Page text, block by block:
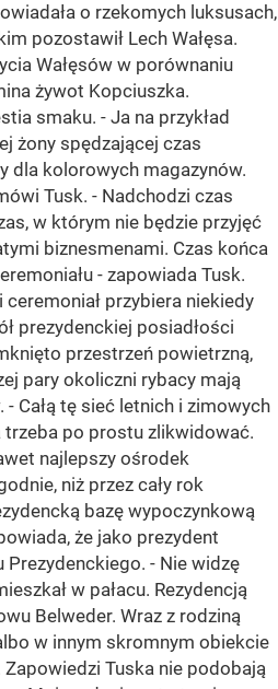
o rzekomych luksusach,
pozostawił Lech Wałęsa.
Wałęsów w porównaniu
żywot Kopciuszka.
smaku. - Ja na przykład
żony spędzającej czas
dla kolorowych magazynów.
Tusk. - Nadchodzi czas
w którym nie będzie przyjęć
biznesmenami. Czas końca
- zapowiada Tusk.
przybiera niekiedy
prezydenckiej posiadłości
przestrzeń powietrzną,
pary okoliczni rybacy mają
- Całą tę sieć letnich i zimowych
trzeba po prostu zlikwidować.
najlepszy ośrodek
niż przez cały rok
bazę wypoczynkową
że jako prezydent
Prezydenckiego. - Nie widzę
w pałacu. Rezydencją
Belweder. Wraz z rodziną
w innym skromnym obiekcie
Tuska nie podobają